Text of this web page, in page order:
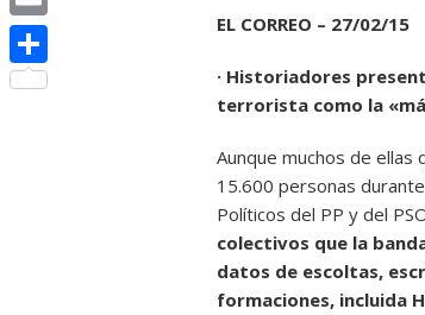
EL CORREO – 27/02/15
· Historiadores
terrorista como la
Aunque muchos de ellas
15.600 personas
Políticos del PP y del
colectivos que la
datos de escoltas,
formaciones, incluida
Email
Compartir